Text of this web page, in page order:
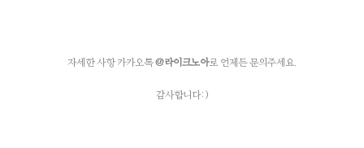
자세한 사항 카카오톡@라이크노아로 언제든 문의주세요.
감사합니다:)